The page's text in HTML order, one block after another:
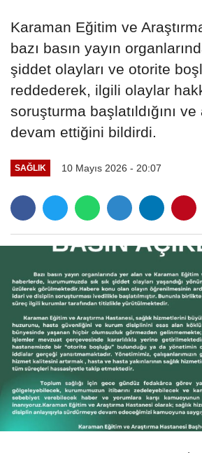
Karaman Eğitim ve
bazı basın yayın
şiddet olayları ve otorite
reddederek, ilgili olaylar
soruşturma başlatıldığını
devam ettiğini bildirdi.
SAĞLIK 10 Mayıs 2026 - 20:07